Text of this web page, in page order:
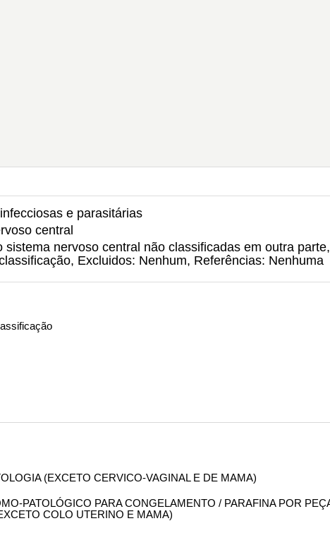
e parasitárias
central
nervoso central não classificadas em outra parte,
Excluidos: Nenhum, Referências: Nenhuma
(EXCETO CERVICO-VAGINAL E DE MAMA)
PATOLÓGICO PARA CONGELAMENTO / PARAFINA POR
COLO UTERINO E MAMA)